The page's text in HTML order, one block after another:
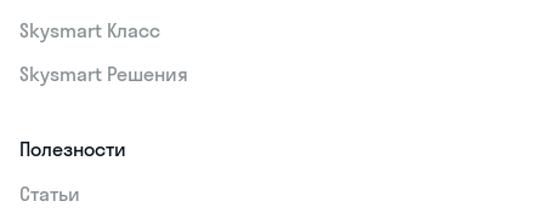
Skysmart Класс
Skysmart Решения
Полезности
Статьи